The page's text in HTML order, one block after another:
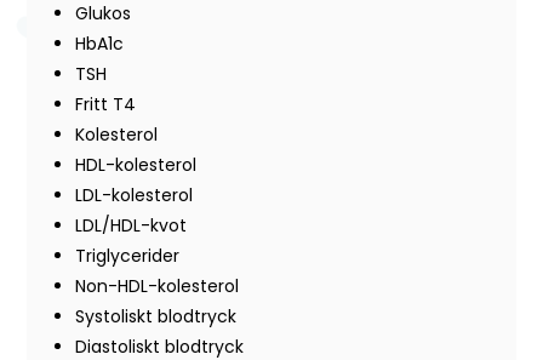
Glukos
HbA1c
TSH
Fritt T4
Kolesterol
HDL-kolesterol
LDL-kolesterol
LDL/HDL-kvot
Triglycerider
Non-HDL-kolesterol
Systoliskt blodtryck
Diastoliskt blodtryck